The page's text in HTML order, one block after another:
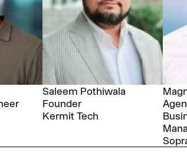
Saleem Pothiwala
Founder
Kermit Tech